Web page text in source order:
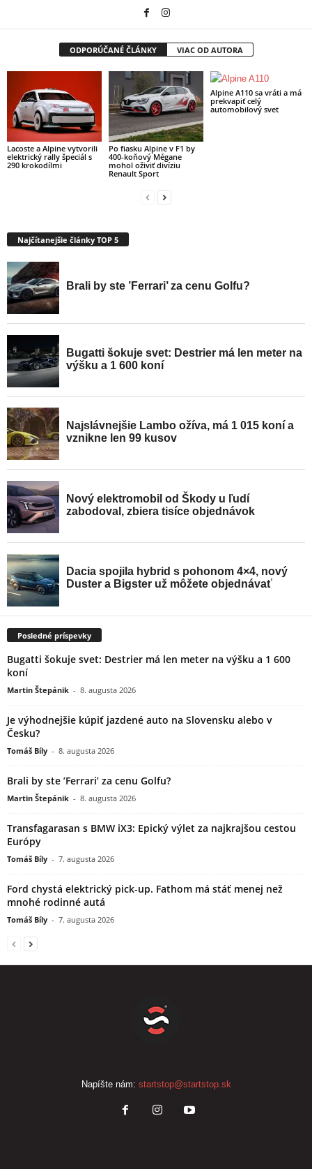
ODPORÚČANÉ ČLÁNKY VIAC OD AUTORA
Lacoste a Alpine vytvorili
elektrický rally špeciál s
290 krokodílmi
Po fiasku Alpine v F1 by
400-koňový Mégane
mohol oživiť divíziu
Renault Sport
Alpine A110 sa vráti a má
prekvapiť celý
automobilový svet
Najčítanejšie články TOP 5
Posledné príspevky
Bugatti šokuje svet: Destrier má len meter na výšku a 1 600
koní
Martin Štepánik - 8. augusta 2026
Je výhodnejšie kúpiť jazdené auto na Slovensku alebo v
Česku?
Tomáš Bíly - 8. augusta 2026
Brali by ste ’Ferrari’ za cenu Golfu?
Martin Štepánik - 8. augusta 2026
Transfagarasan s BMW iX3: Epický výlet za najkrajšou cestou
Európy
Tomáš Bíly - 7. augusta 2026
Ford chystá elektrický pick-up. Fathom má stáť menej než
mnohé rodinné autá
Tomáš Bíly - 7. augusta 2026
Napíšte nám: startstop@startstop.sk